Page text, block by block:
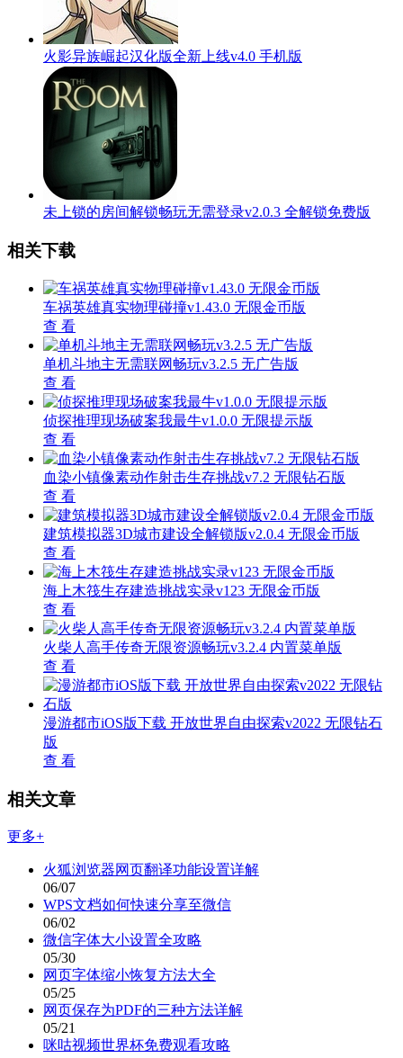
火影异族崛起汉化版全新上线v4.0 手机版
未上锁的房间解锁畅玩无需登录v2.0.3 全解锁免费版
相关下载
车祸英雄真实物理碰撞v1.43.0 无限金币版
查 看
单机斗地主无需联网畅玩v3.2.5 无广告版
查 看
侦探推理现场破案我最牛v1.0.0 无限提示版
查 看
血染小镇像素动作射击生存挑战v7.2 无限钻石版
查 看
建筑模拟器3D城市建设全解锁版v2.0.4 无限金币版
查 看
海上木筏生存建造挑战实录v123 无限金币版
查 看
火柴人高手传奇无限资源畅玩v3.2.4 内置菜单版
查 看
漫游都市iOS版下载 开放世界自由探索v2022 无限钻石
版
查 看
相关文章
更多+
火狐浏览器网页翻译功能设置详解
06/07
WPS文档如何快速分享至微信
06/02
微信字体大小设置全攻略
05/30
网页字体缩小恢复方法大全
05/25
网页保存为PDF的三种方法详解
05/21
咪咕视频世界杯免费观看攻略